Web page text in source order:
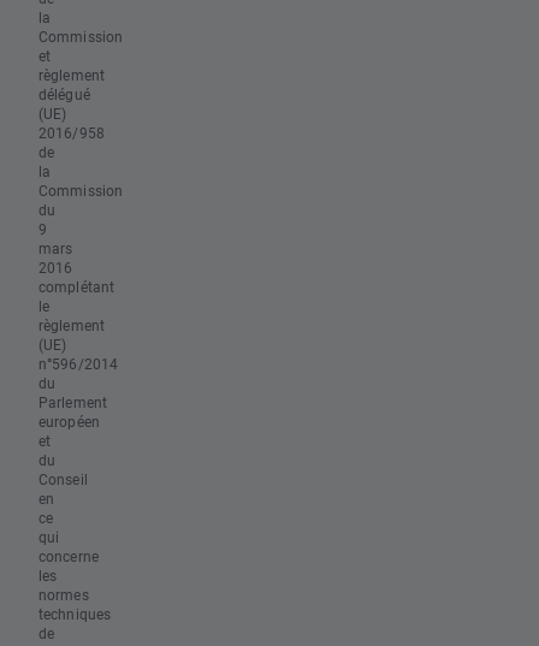
la
Commission
et
règlement
délégué
(UE)
2016/958
de
la
Commission
du
9
mars
2016
complétant
le
règlement
(UE)
n°596/2014
du
Parlement
européen
et
du
Conseil
en
ce
qui
concerne
les
normes
techniques
de